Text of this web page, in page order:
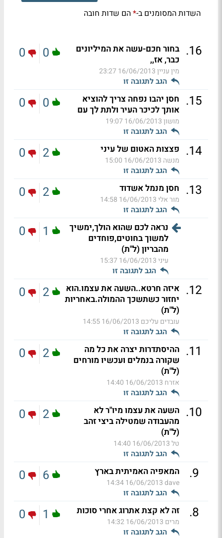
השדות המסומנים ב-*הם שדות חובה
16
. בחור חכם-עשה את המיליונים
כבר, אז,,
מין עניין16/06/2013 23:27
הגב לתגובה זו
0
0
15
. חסן יהבו נפחה צריך להוציא
אותך לכיכר העיר ולתת לך עם
מושון16/06/2013 19:07
הגב לתגובה זו
0
0
14
. פצצות האטום של עיני
מנשה 16/06/2013 15:00
הגב לתגובה זו
2
0
13
. חסן מנמל אשדוד
מור אלי16/06/2013 14:58
הגב לתגובה זו
2
0
נראה לכם שהוא הולך,ימשיך
למשוך בחוטים,פוחדים
מהבריון (ל"ת)
עיני16/06/2013 15:37
הגב לתגובה זו
1
0
12
. איזה חרטא..השעה את עצמו.הוא
יחזור כשתשכך ההמולה.באחריות
(ל"ת)
עובדים עליכם 16/06/2013 14:55
הגב לתגובה זו
2
0
11
. ההיסתדרות יצרה את כל מה
שקורה בנמלים ועכשיו מורחים
(ל"ת)
אזרח 16/06/2013 14:40
הגב לתגובה זו
2
0
10
. השעה את עצמו מיו"ר לא
מהעבודה שמטילה ביצי זהב
(ל"ת)
טל16/06/2013 14:40
הגב לתגובה זו
2
0
9
. המאפיה האמיתית בארץ
dave
16/06/2013 14:34
הגב לתגובה זו
6
0
8
. זה לא קצת אתרוג אחרי סוכות
מרים 16/06/2013 14:32
הגב לתגובה זו
1
0